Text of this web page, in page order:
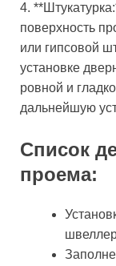
4.
поверхность
или гипсовой
установке
ровной и
дальнейшую
Список
проема: